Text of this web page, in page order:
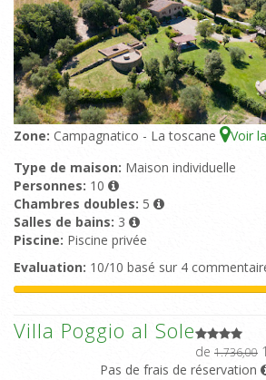
Zone: Campagnatico - La toscane Voir
Type de maison: Maison individuelle
Personnes: 10
Chambres doubles: 5
Salles de bains: 3
Piscine: Piscine privée
Evaluation: 10/10 basé sur 4
Villa Poggio al Sole
de 1.736,00
Pas de frais de réservation